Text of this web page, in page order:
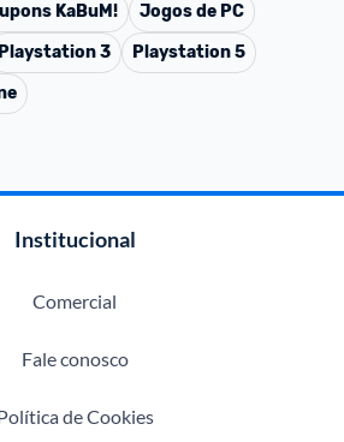
KaBuM!
Jogos de PC
Playstation 3
Playstation 5
Institucional
Comercial
Fale conosco
de Cookies